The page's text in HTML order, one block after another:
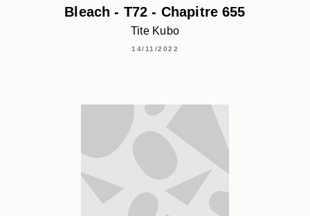
Bleach - T72 - Chapitre 655
Tite Kubo
14/11/2022